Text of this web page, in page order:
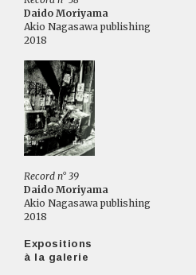
Daido Moriyama
Akio Nagasawa publishing
2018
Record n° 39
Daido Moriyama
Akio Nagasawa publishing
2018
Expositions
à la galerie